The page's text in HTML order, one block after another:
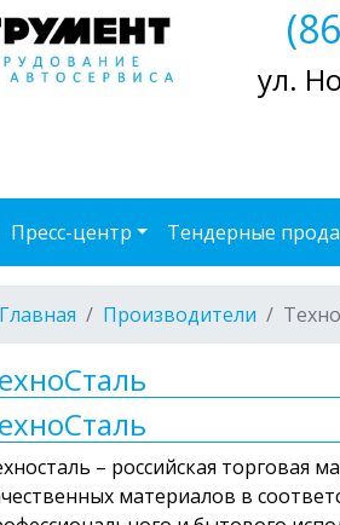
ул.
Пресс-центр Тендерные
Главная Производители
– российская торговая
материалов в